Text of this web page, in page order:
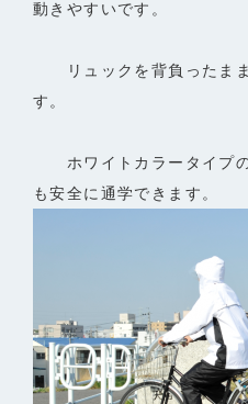
動きやすいです。
リュックを背負ったまま
す。
ホワイトカラータイプの
も安全に通学できます。